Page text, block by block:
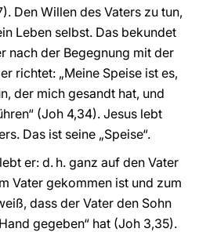
Den Willen des Vaters zu tun,
Leben selbst. Das bekundet
nach der Begegnung mit der
richtet: „Meine Speise ist es,
der mich gesandt hat, und
(Joh 4,34). Jesus lebt
Das ist seine „Speise“.
er: d. h. ganz auf den Vater
Vater gekommen ist und zum
dass der Vater den Sohn
gegeben“ hat (Joh 3,35).